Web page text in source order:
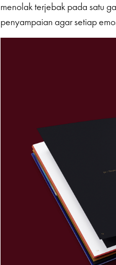
menolak terjebak pada satu
penyampaian agar setiap